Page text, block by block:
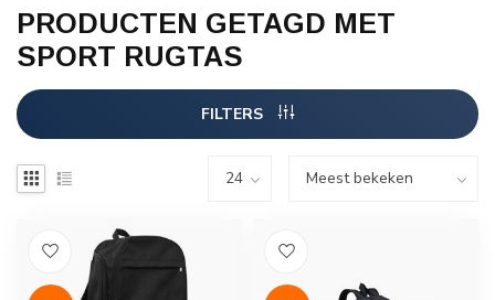
PRODUCTEN GETAGD MET
SPORT RUGTAS
FILTERS